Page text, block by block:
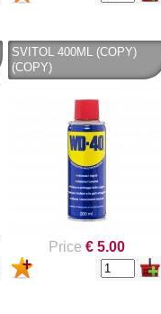
SVITOL 400ML (COPY)
(COPY)
Price € 5.00